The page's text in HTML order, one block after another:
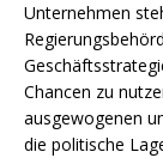
Unternehmen
Chancen zu
ausgewogenen
die politische